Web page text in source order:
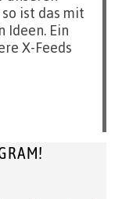
ist das mit
Ideen. Ein
X-Feeds